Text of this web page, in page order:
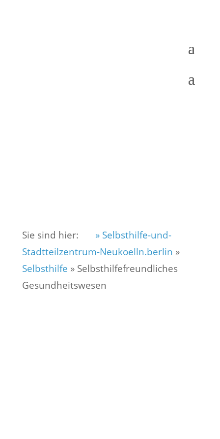
Sie sind hier:
» Selbsthilfe-und-
Stadtteilzentrum-Neukoelln.berlin »
Selbsthilfe » Selbsthilfefreundliches
Gesundheitswesen